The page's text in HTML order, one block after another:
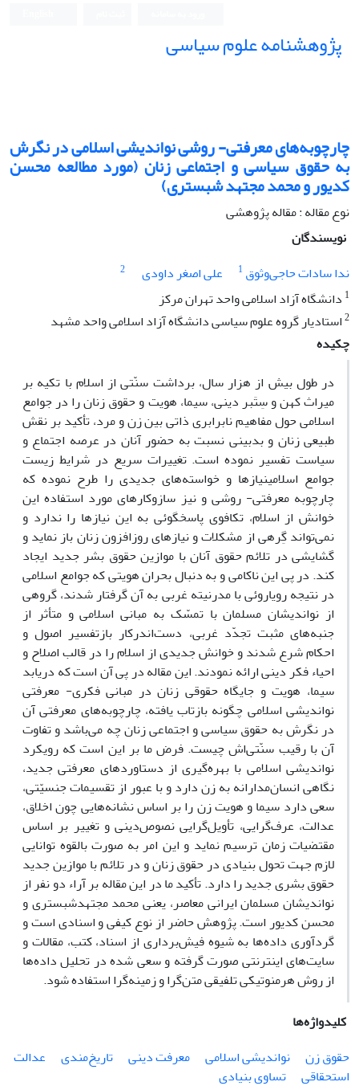
پژوهشنامه علوم سیاسی
چارچوبه‌های معرفتی- روشی نواندیشی اسلامی در نگرش
به حقوق سیاسی و اجتماعی زنان (مورد مطالعه محسن
کدیور و محمد مجتهد شبستری)
نوع مقاله : مقاله پژوهشی
نویسندگان
ندا سادات حاجی‌وثوق 1 علی اصغر داودی
2
1 دانشگاه آزاد اسلامی واحد تهران مرکز
2استادیار گروه علوم سیاسی دانشگاه آزاد اسلامی واحد مشهد
چکیده
در طول بیش از هزار سال، برداشت سنّتی از اسلام با تکیه بر
میراث کهن و سِتَبر دینی، سیما، هویت و حقوق زنان را در جوامع
اسلامی حول مفاهیم نابرابری ذاتی بین زن و مرد، تأکید بر نقش
طبیعی زنان و بدبینی نسبت به حضور آنان در عرصه اجتماع و
سیاست تفسیر نموده است. تغییرات سریع در شرایط زیست
جوامع اسلامینیازها و خواسته‌های جدیدی را طرح نموده که
چارچوبه معرفتی- روشی و نیز سازوکارهای مورد استفاده این
خوانش از اسلام، تکافوی پاسخگوئی به این نیازها را ندارد و
نمی‌تواند گِرهی از مشکلات و نیازهای روزافزون زنان باز نماید و
گشایشی در تلائم حقوق آنان با موازین حقوق بشر جدید ایجاد
کند. در پی این ناکامی و به دنبال بحران هویتی که جوامع اسلامی
در نتیجه رویاروئی با مدرنیته غربی به آن گرفتار شدند، گروهی
از نواندیشان مسلمان با تمسّک به مبانی اسلامی و متأثر از
جنبه‌های مثبت تجدّد غربی، دست‌اندرکار بازتفسیر اصول و
احکام شرع شدند و خوانش جدیدی از اسلام را در قالب اصلاح و
احیاء فکر دینی ارائه نمودند. این مقاله در پی آن است که دریابد
سیما، هویت و جایگاه حقوقی زنان در مبانی فکری- معرفتی
نواندیشی اسلامی چگونه بازتاب یافته، چارچوبه‌های معرفتی آن
در نگرش به حقوق سیاسی و اجتماعی زنان چه می‌باشد و تفاوت
آن با رقیب سنّتی‌ا‌ش چیست. فرض ما بر این است که رویکرد
نواندیشی اسلامی با بهره‌گیری از دستاوردهای معرفتی جدید،
نگاهی انسان‌مدارانه به زن دارد و با عبور از تقسیمات جنسیّتی،
سعی دارد سیما و هویت زن را بر اساس نشانه‌هایی چون اخلاق،
عدالت، عرف‌گرایی، تأویل‌گرایی نصوص‌دینی و تغییر بر اساس
مقتضیات زمان ترسیم نماید و این امر به صورت بالقوه توانایی
لازم جهت تحول بنیادی در حقوق زنان و در تلائم با موازین جدید
حقوق بشری جدید را دارد. تأکید ما در این مقاله بر آراء دو نفر از
نواندیشان مسلمان ایرانی معاصر، یعنی محمد مجتهدشبستری و
محسن کدیور است. پژوهش حاضر از نوع کیفی و اسنادی است و
گردآوری داده‌ها به شیوه فیش‌برداری از اسناد، کتب، مقالات و
سایت‌های اینترنتی صورت گرفته و سعی شده در تحلیل داده‌ها
از روش هرمنوتیکی تلفیقی متن‌گرا و زمینه‌گرا استفاده شود.
کلیدواژه‌ها
حقوق زن
نواندیشی اسلامی معرفت دینی تاریخ‌مندی
عدالت
استحقاقی
تساوی بنیادی